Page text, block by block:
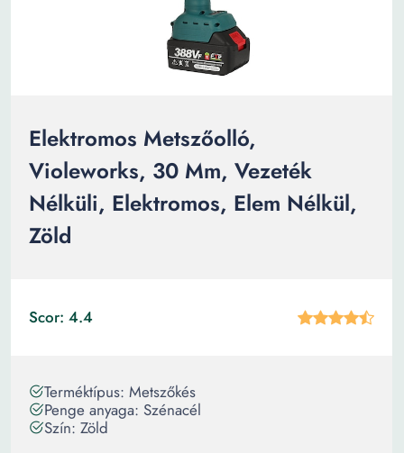
Elektromos Metszőolló,
Violeworks, 30 Mm, Vezeték
Nélküli, Elektromos, Elem Nélkül,
Zöld
Scor: 4.4
Terméktípus: Metszőkés
Penge anyaga: Szénacél
Szín: Zöld